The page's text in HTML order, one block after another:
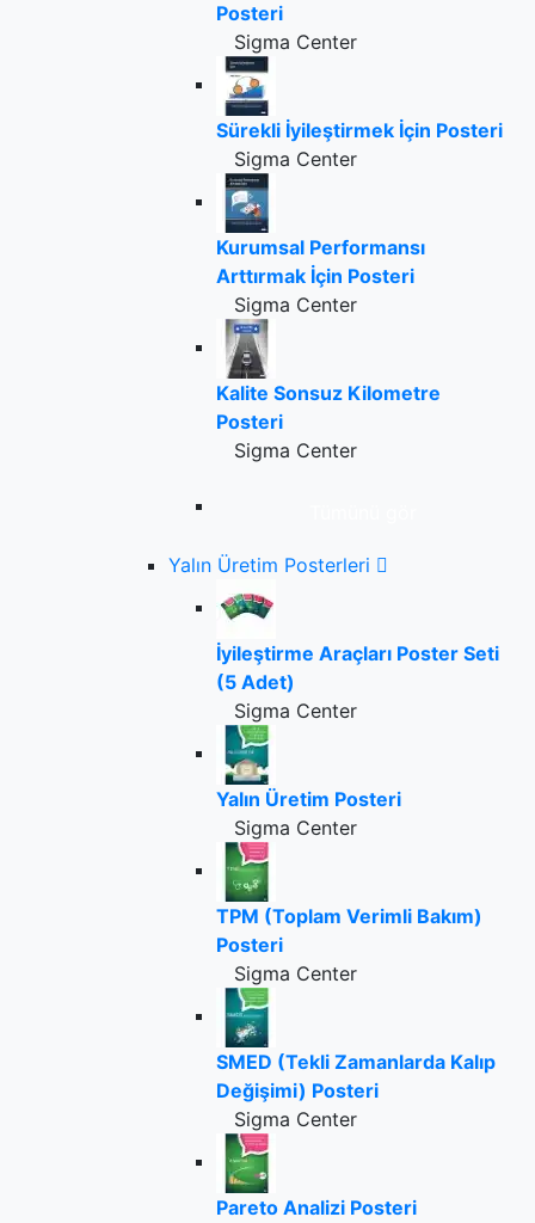
Posteri
Sigma Center
Sürekli İyileştirmek İçin Posteri
Sigma Center
Kurumsal Performansı
Arttırmak İçin Posteri
Sigma Center
Kalite Sonsuz Kilometre
Posteri
Sigma Center
Yalın Üretim Posterleri
İyileştirme Araçları Poster Seti
(5 Adet)
Sigma Center
Yalın Üretim Posteri
Sigma Center
TPM (Toplam Verimli Bakım)
Posteri
Sigma Center
SMED (Tekli Zamanlarda Kalıp
Değişimi) Posteri
Sigma Center
Pareto Analizi Posteri